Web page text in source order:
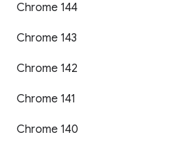
Chrome 144
Chrome 143
Chrome 142
Chrome 141
Chrome 140